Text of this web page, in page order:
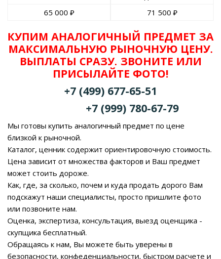
65 000 ₽
71 500 ₽
КУПИМ АНАЛОГИЧНЫЙ ПРЕДМЕТ ЗА
МАКСИМАЛЬНУЮ РЫНОЧНУЮ ЦЕНУ.
ВЫПЛАТЫ СРАЗУ. ЗВОНИТЕ ИЛИ
ПРИСЫЛАЙТЕ ФОТО!
+7 (499) 677-65-51
+7 (999) 780-67-79
Мы готовы купить аналогичный предмет по цене
близкой к рыночной.
Каталог, ценник содержит ориентировочную стоимость.
Цена зависит от множества факторов и Ваш предмет
может стоить дороже.
Как, где, за сколько, почем и куда продать дорого Вам
подскажут наши специалисты, просто пришлите фото
или позвоните нам.
Оценка, экспертиза, консультация, выезд оценщика -
скупщика бесплатный.
Обращаясь к нам, Вы можете быть уверены в
безопасности, конфеденциальности, быстром расчете и